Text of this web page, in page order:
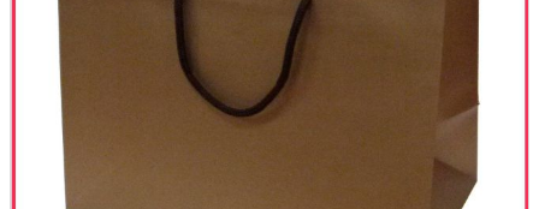
カタログギフト
ブライダルバッグ
演出用品